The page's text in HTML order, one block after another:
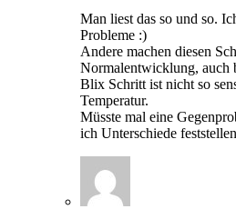
Man liest das so und so.
Probleme :)
Andere machen diesen
Normalentwicklung, auch
Blix Schritt ist nicht so
Temperatur.
Müsste mal eine
ich Unterschiede